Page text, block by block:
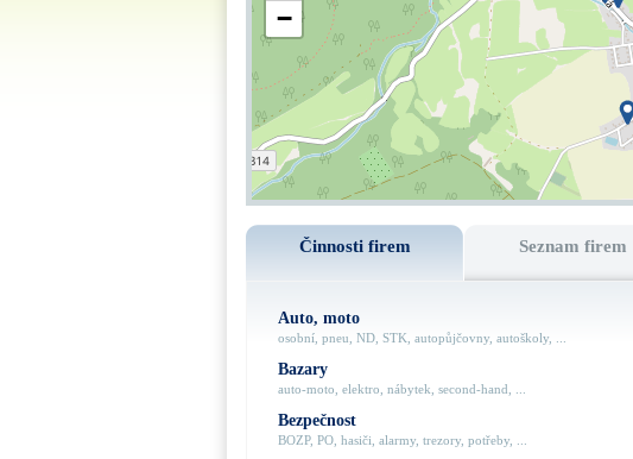
−
Činnosti firem Seznam firem
Auto, moto
osobní, pneu, ND, STK, autopůjčovny, autoškoly, ...
Bazary
auto-moto, elektro, nábytek, second-hand, ...
Bezpečnost
BOZP, PO, hasiči, alarmy, trezory, potřeby, ...